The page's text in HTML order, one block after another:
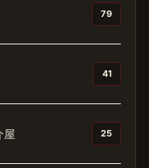
79
41
屋 25